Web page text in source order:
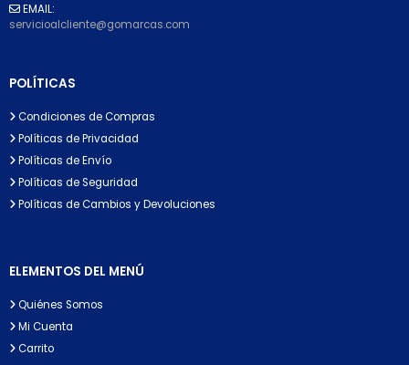
EMAIL:
servicioalcliente@gomarcas.com
POLÍTICAS
Condiciones de Compras
Políticas de Privacidad
Políticas de Envío
Políticas de Seguridad
Políticas de Cambios y Devoluciones
ELEMENTOS DEL MENÚ
Quiénes Somos
Mi Cuenta
Carrito